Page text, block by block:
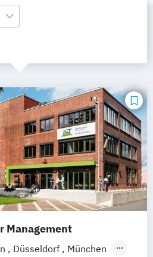
Management
Düsseldorf
München